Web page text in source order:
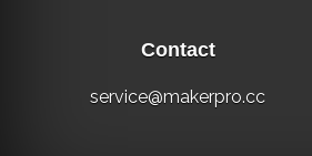
Contact
service@makerpro.cc